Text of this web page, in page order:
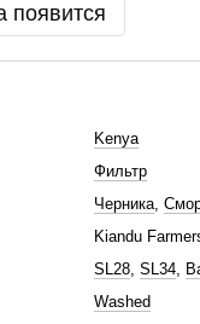
появится
Kenya
Фильтр
Черника,
Kiandu
SL28, SL34,
Washed